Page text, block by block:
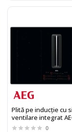
Plită pe inducție cu
ventilare integrat
CCE84751CB0